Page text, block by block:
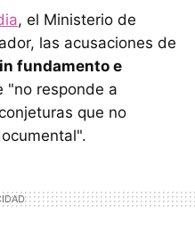
, el Ministerio de
las acusaciones de
fundamento e
"no responde a
que no